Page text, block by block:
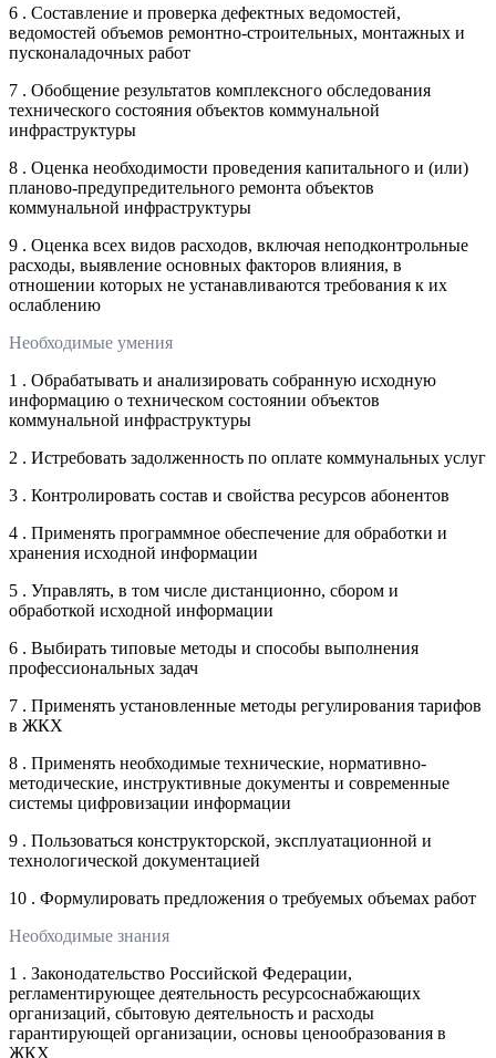
6 . Составление и проверка дефектных ведомостей,
ведомостей объемов ремонтно-строительных, монтажных и
пусконаладочных работ
7 . Обобщение результатов комплексного обследования
технического состояния объектов коммунальной
инфраструктуры
8 . Оценка необходимости проведения капитального и (или)
планово-предупредительного ремонта объектов
коммунальной инфраструктуры
9 . Оценка всех видов расходов, включая неподконтрольные
расходы, выявление основных факторов влияния, в
отношении которых не устанавливаются требования к их
ослаблению
Необходимые умения
1 . Обрабатывать и анализировать собранную исходную
информацию о техническом состоянии объектов
коммунальной инфраструктуры
2 . Истребовать задолженность по оплате коммунальных услуг
3 . Контролировать состав и свойства ресурсов абонентов
4 . Применять программное обеспечение для обработки и
хранения исходной информации
5 . Управлять, в том числе дистанционно, сбором и
обработкой исходной информации
6 . Выбирать типовые методы и способы выполнения
профессиональных задач
7 . Применять установленные методы регулирования тарифов
в ЖКХ
8 . Применять необходимые технические, нормативно-
методические, инструктивные документы и современные
системы цифровизации информации
9 . Пользоваться конструкторской, эксплуатационной и
технологической документацией
10 . Формулировать предложения о требуемых объемах работ
Необходимые знания
1 . Законодательство Российской Федерации,
регламентирующее деятельность ресурсоснабжающих
организаций, сбытовую деятельность и расходы
гарантирующей организации, основы ценообразования в
ЖКХ